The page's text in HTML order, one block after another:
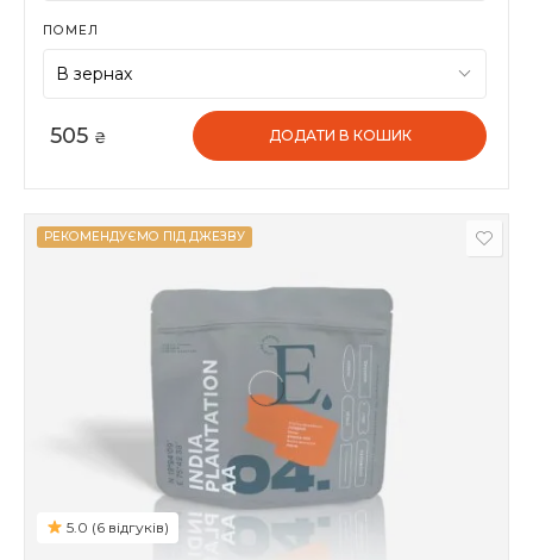
ПОМЕЛ
505 ₴ ДОДАТИ В КОШИК
РЕКОМЕНДУЄМО ПІД ДЖЕЗВУ
5.0 (6 відгуків)